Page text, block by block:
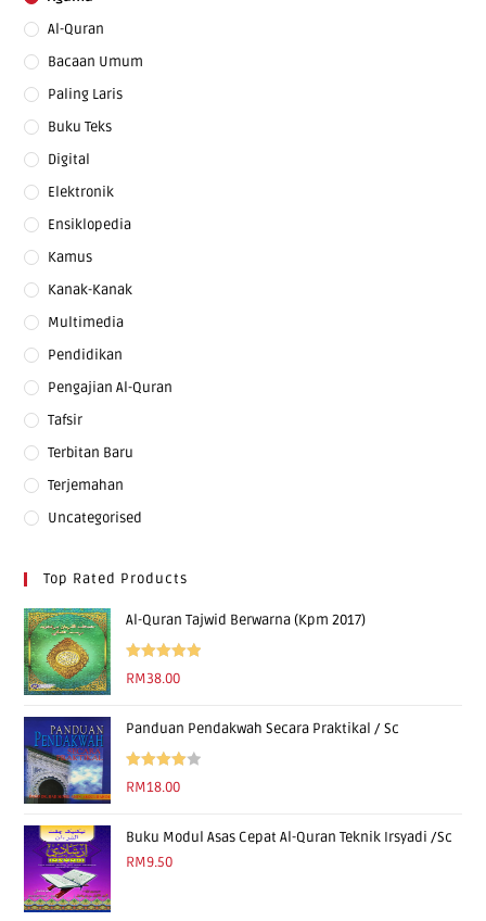
Al-Quran
Bacaan Umum
Paling Laris
Buku Teks
Digital
Elektronik
Ensiklopedia
Kamus
Kanak-Kanak
Multimedia
Pendidikan
Pengajian Al-Quran
Tafsir
Terbitan Baru
Terjemahan
Uncategorised
Top Rated Products
Al-Quran Tajwid Berwarna (Kpm 2017)
Rated 5.00
RM38.00
Panduan Pendakwah Secara Praktikal / Sc
Rated
RM18.00
Buku Modul Asas Cepat Al-Quran Teknik Irsyadi /Sc
RM9.50